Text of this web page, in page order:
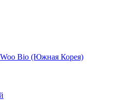
Bio (Южная Корея)